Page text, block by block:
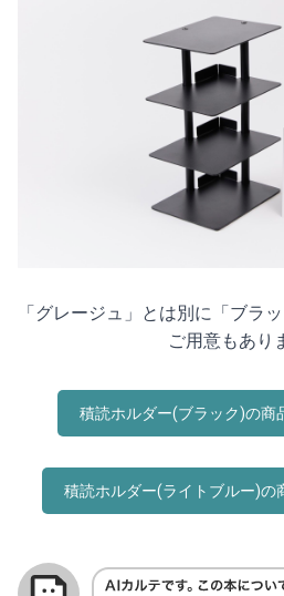
「グレージュ」とは別に「ブラ
ご用意もあり
積読ホルダー(ブラック)の商
積読ホルダー(ライトブルー)の